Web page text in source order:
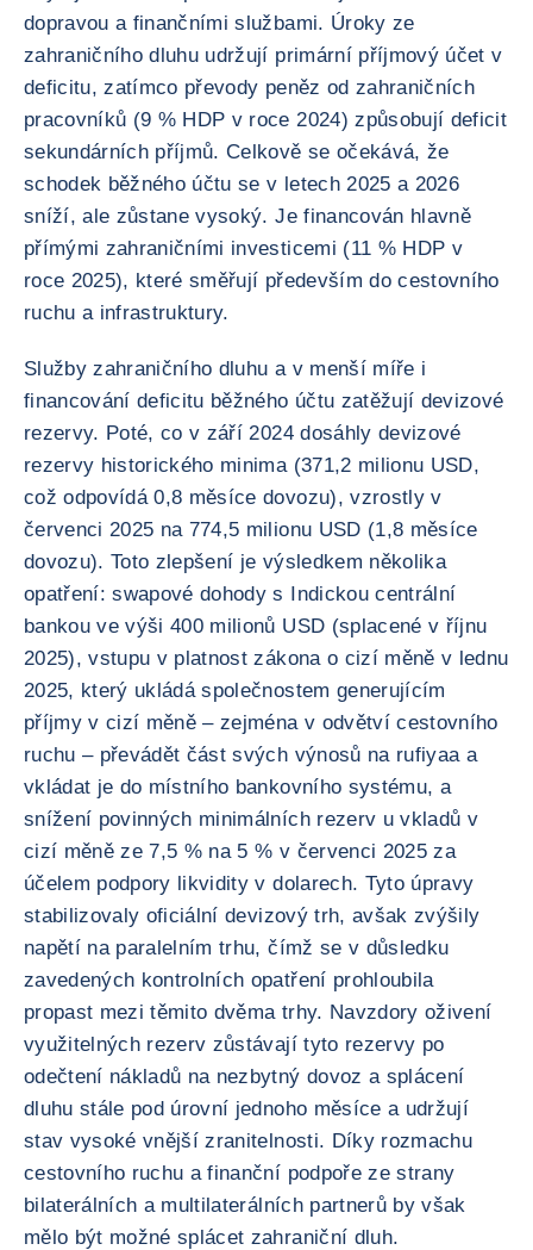
dopravou a finančními službami. Úroky ze
zahraničního dluhu udržují primární příjmový účet v
deficitu, zatímco převody peněz od zahraničních
pracovníků (9 % HDP v roce 2024) způsobují deficit
sekundárních příjmů. Celkově se očekává, že
schodek běžného účtu se v letech 2025 a 2026
sníží, ale zůstane vysoký. Je financován hlavně
přímými zahraničními investicemi (11 % HDP v
roce 2025), které směřují především do cestovního
ruchu a infrastruktury.
Služby zahraničního dluhu a v menší míře i
financování deficitu běžného účtu zatěžují devizové
rezervy. Poté, co v září 2024 dosáhly devizové
rezervy historického minima (371,2 milionu USD,
což odpovídá 0,8 měsíce dovozu), vzrostly v
červenci 2025 na 774,5 milionu USD (1,8 měsíce
dovozu). Toto zlepšení je výsledkem několika
opatření: swapové dohody s Indickou centrální
bankou ve výši 400 milionů USD (splacené v říjnu
2025), vstupu v platnost zákona o cizí měně v lednu
2025, který ukládá společnostem generujícím
příjmy v cizí měně – zejména v odvětví cestovního
ruchu – převádět část svých výnosů na rufiyaa a
vkládat je do místního bankovního systému, a
snížení povinných minimálních rezerv u vkladů v
cizí měně ze 7,5 % na 5 % v červenci 2025 za
účelem podpory likvidity v dolarech. Tyto úpravy
stabilizovaly oficiální devizový trh, avšak zvýšily
napětí na paralelním trhu, čímž se v důsledku
zavedených kontrolních opatření prohloubila
propast mezi těmito dvěma trhy. Navzdory oživení
využitelných rezerv zůstávají tyto rezervy po
odečtení nákladů na nezbytný dovoz a splácení
dluhu stále pod úrovní jednoho měsíce a udržují
stav vysoké vnější zranitelnosti. Díky rozmachu
cestovního ruchu a finanční podpoře ze strany
bilaterálních a multilaterálních partnerů by však
mělo být možné splácet zahraniční dluh.